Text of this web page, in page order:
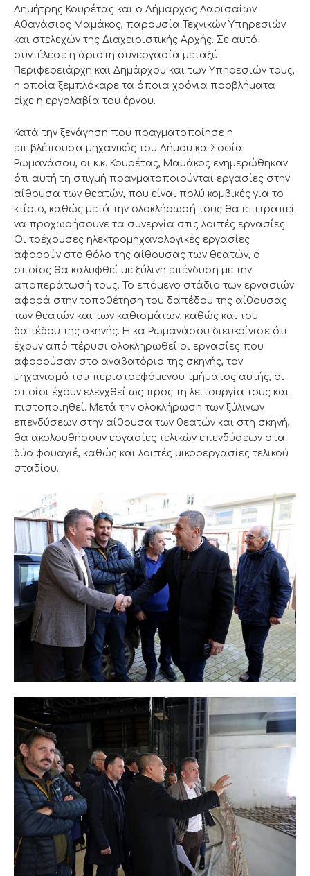
Δημήτρης Κουρέτας και ο Δήμαρχος Λαρισαίων
Αθανάσιος Μαμάκος, παρουσία Τεχνικών Υπηρεσιών
και στελεχών της Διαχειριστικής Αρχής. Σε αυτό
συντέλεσε η άριστη συνεργασία μεταξύ
Περιφερειάρχη και Δημάρχου και των Υπηρεσιών τους,
η οποία ξεμπλόκαρε τα όποια χρόνια προβλήματα
είχε η εργολαβία του έργου.
Κατά την ξενάγηση που πραγματοποίησε η
επιβλέπουσα μηχανικός του Δήμου κα Σοφία
Ρωμανάσου, οι κ.κ. Κουρέτας, Μαμάκος ενημερώθηκαν
ότι αυτή τη στιγμή πραγματοποιούνται εργασίες στην
αίθουσα των θεατών, που είναι πολύ κομβικές για το
κτίριο, καθώς μετά την ολοκλήρωσή τους θα επιτραπεί
να προχωρήσουνε τα συνεργία στις λοιπές εργασίες.
Οι τρέχουσες ηλεκτρομηχανολογικές εργασίες
αφορούν στο θόλο της αίθουσας των θεατών, ο
οποίος θα καλυφθεί με ξύλινη επένδυση με την
αποπεράτωσή τους. Το επόμενο στάδιο των εργασιών
αφορά στην τοποθέτηση του δαπέδου της αίθουσας
των θεατών και των καθισμάτων, καθώς και του
δαπέδου της σκηνής. Η κα Ρωμανάσου διευκρίνισε ότι
έχουν από πέρυσι ολοκληρωθεί οι εργασίες που
αφορούσαν στο αναβατόριο της σκηνής, τον
μηχανισμό του περιστρεφόμενου τμήματος αυτής, οι
οποίοι έχουν ελεγχθεί ως προς τη λειτουργία τους και
πιστοποιηθεί. Μετά την ολοκλήρωση των ξύλινων
επενδύσεων στην αίθουσα των θεατών και στη σκηνή,
θα ακολουθήσουν εργασίες τελικών επενδύσεων στα
δύο φουαγιέ, καθώς και λοιπές μικροεργασίες τελικού
σταδίου.